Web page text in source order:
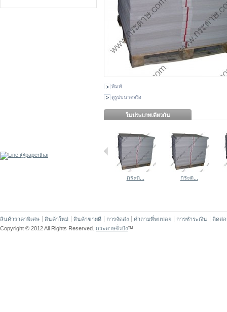
พิมพ์
ดูรูปขนาดจริง
ในประเภทเดียวกัน
กระด... กระด...
สินค้าราคาพิเศษ สินค้าใหม่ สินค้าขายดี การจัดส่ง คำถามที่พบบ่อย การชำระเงิน
ติดต่อ
Copyright © 2012 All Rights Reserved. กระดาษจั่วปัง™